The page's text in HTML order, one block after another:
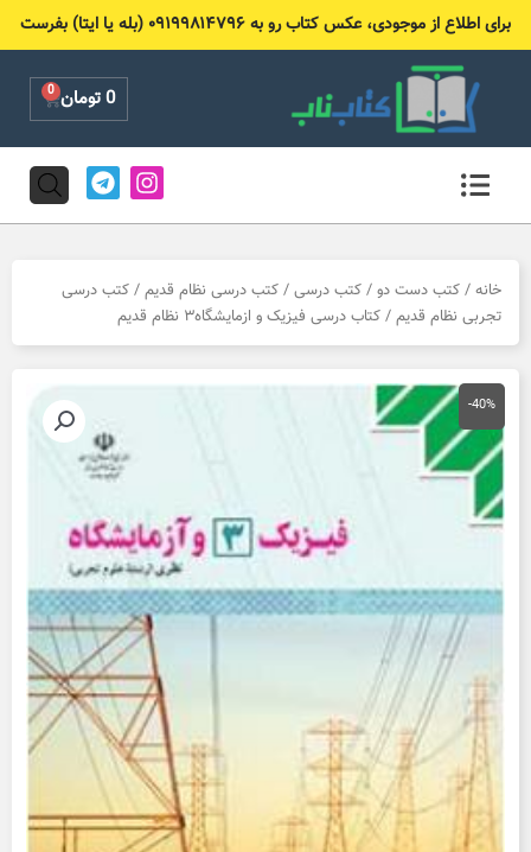
برای اطلاع از موجودی، عکس کتاب رو به ۰۹۱۹۹۸۱۴۷۹۶ (بله یا ایتا) بفرست
0تومان 0
Cart
I
n
s
g
r
a
T
e
l
r
m
خانه / کتب دست دو / کتب درسی / کتب درسی نظام قدیم / کتب درسی
تجربی نظام قدیم / کتاب درسی فیزیک و ازمایشگاه۳ نظام قدیم
-40%